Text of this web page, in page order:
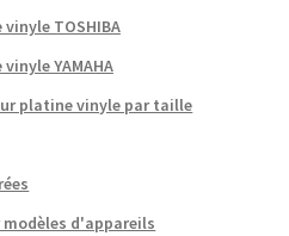
TOSHIBA
YAMAHA
platine vinyle par taille
modèles d'appareils